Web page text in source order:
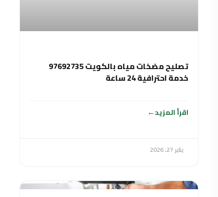
تصليح مضخات مياه بالكويت 97692735
خدمة احترافية 24 ساعة
اقرأ المزيد
يناير 27, 2026